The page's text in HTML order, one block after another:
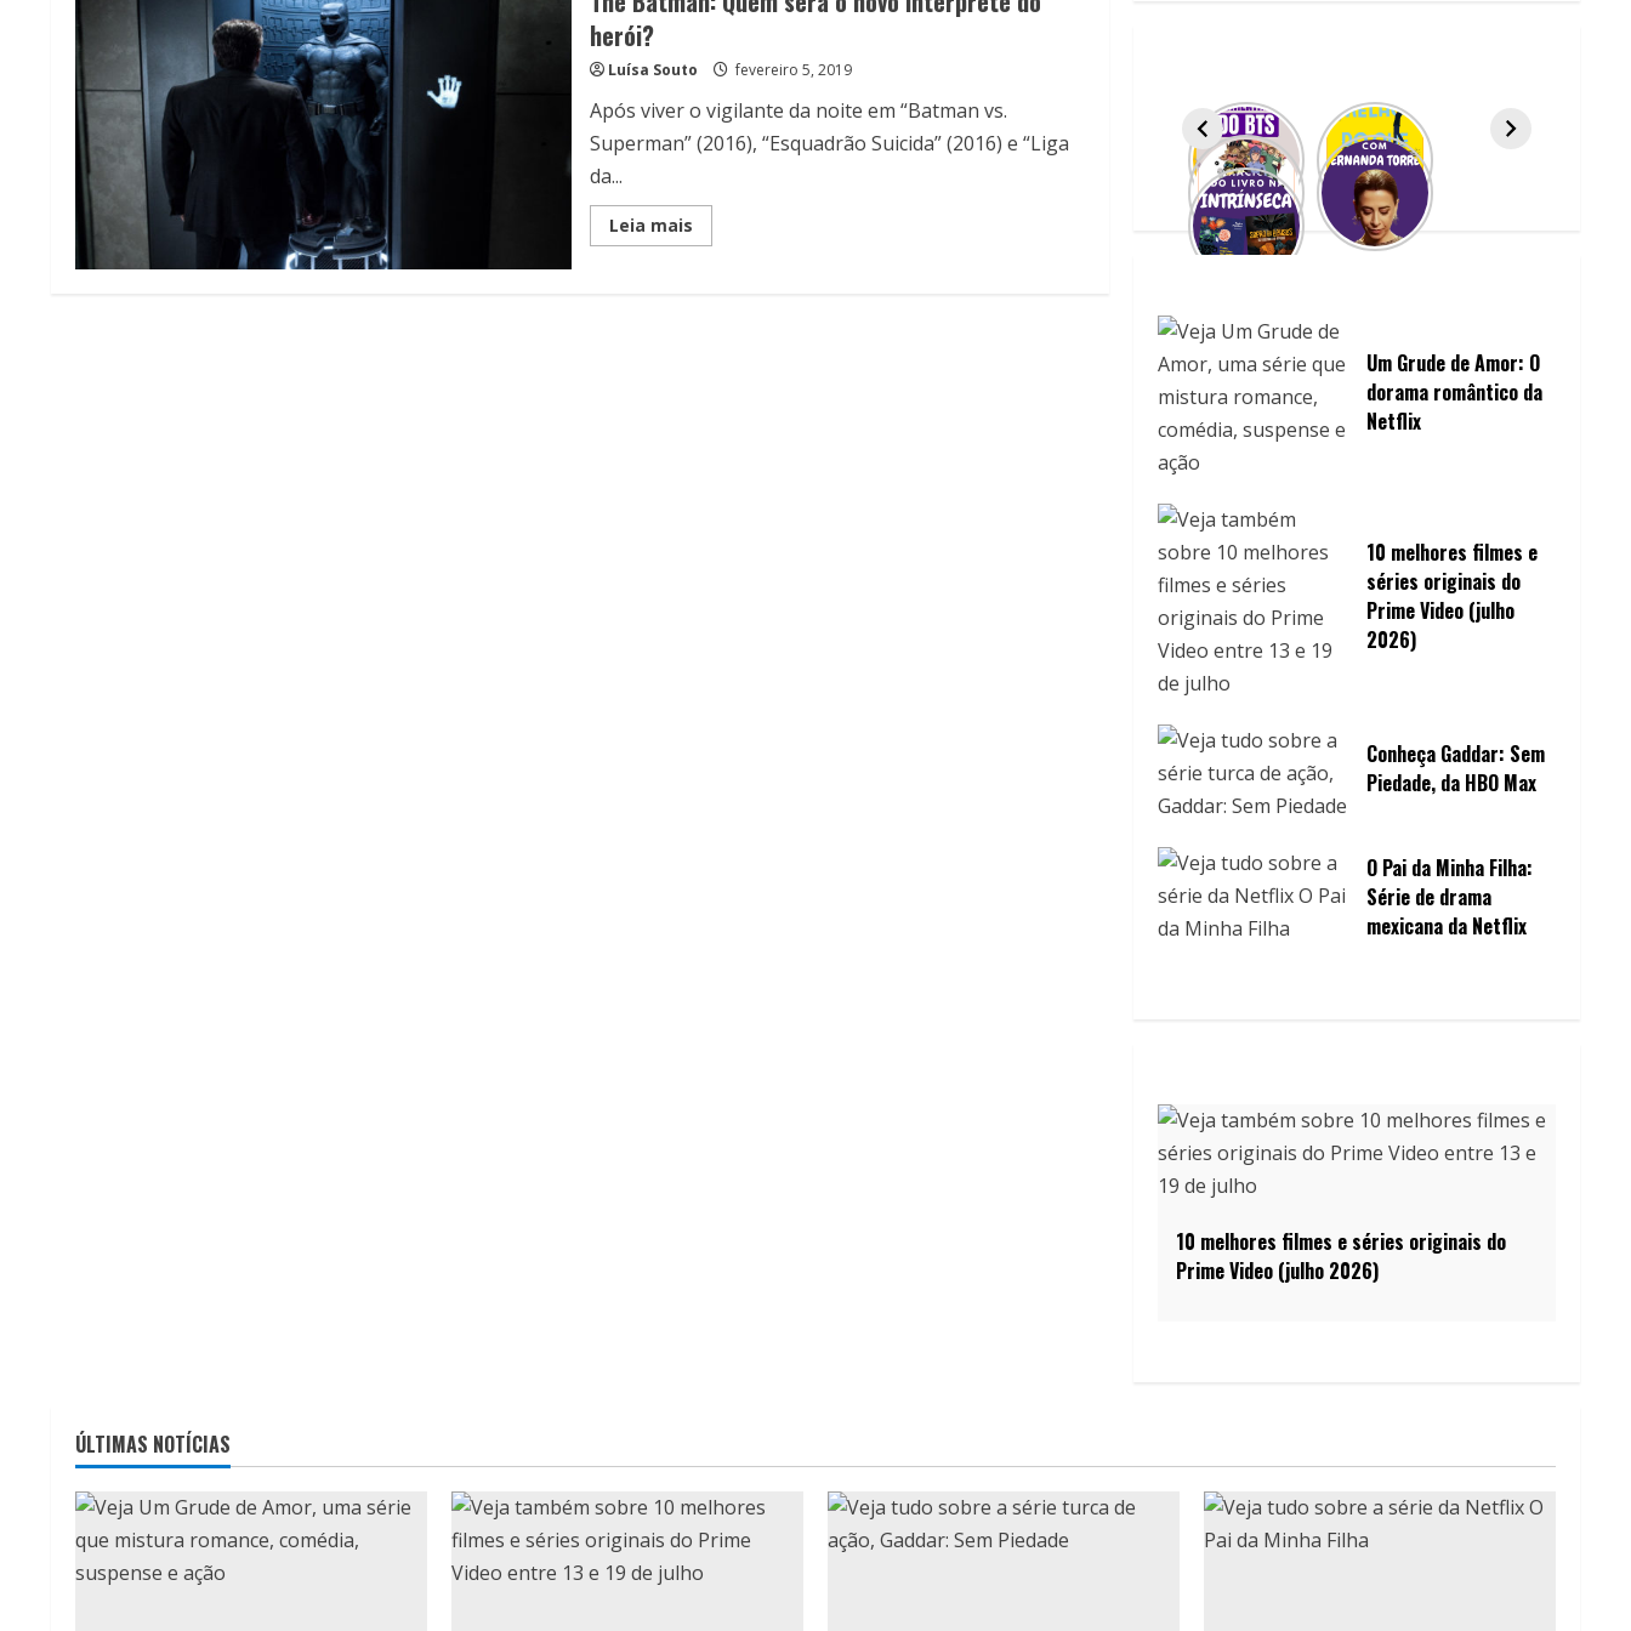
herói?
Luísa Souto fevereiro 5, 2019
Após viver o vigilante da noite em “Batman vs.
Superman” (2016), “Esquadrão Suicida” (2016) e “Liga
da...
Leia maisRead
more
Um Grude de Amor: O
dorama romântico da
Netflix
10 melhores filmes e
séries originais do
Prime Video (julho
2026)
Conheça Gaddar: Sem
Piedade, da HBO Max
O Pai da Minha Filha:
Série de drama
mexicana da Netflix
10 melhores filmes e séries originais do
Prime Video (julho 2026)
ÚLTIMAS NOTÍCIAS